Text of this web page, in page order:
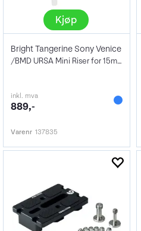
Kjøp
Bright Tangerine Sony Venice
/BMD URSA Mini Riser for 15mm Baseplate
inkl. mva
889,-
Varenr 137835